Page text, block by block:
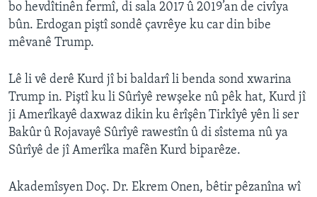
bo hevdîtinên fermî, di sala 2017 û 2019’an de civîya
bûn. Erdogan piştî sondê çavrêye ku car din bibe
mêvanê Trump.
Lê li vê derê Kurd jî bi baldarî li benda sond xwarina
Trump in. Piştî ku li Sûrîyê rewşeke nû pêk hat, Kurd jî
ji Amerîkayê daxwaz dikin ku êrîşên Tirkîyê yên li ser
Bakûr û Rojavayê Sûrîyê rawestîn û di sîstema nû ya
Sûrîyê de jî Amerîka mafên Kurd biparêze.
Akademîsyen Doç. Dr. Ekrem Onen, bêtir pêzanîna wî